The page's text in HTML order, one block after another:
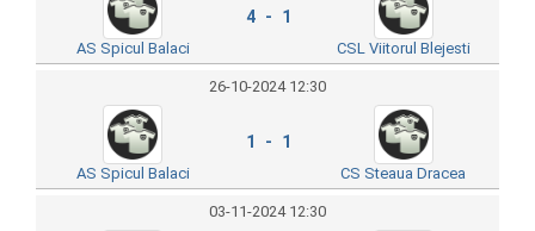
AS Spicul Balaci
4 - 1
CSL Viitorul Blejesti
26-10-2024 12:30
AS Spicul Balaci
1 - 1
CS Steaua Dracea
03-11-2024 12:30